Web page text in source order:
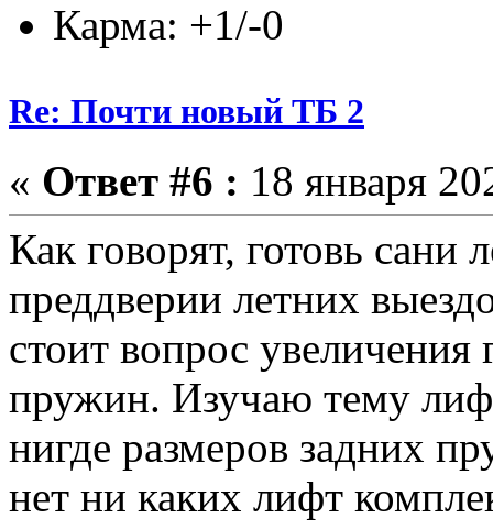
Карма: +1/-0
Re: Почти новый ТБ 2
« Ответ #6 : 18 января
Как говорят, готовь сани
преддверии летних
стоит вопрос увеличения
пружин. Изучаю тему
нигде размеров задних
нет ни каких лифт